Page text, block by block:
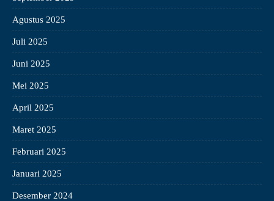
Agustus 2025
Juli 2025
Juni 2025
Mei 2025
April 2025
Maret 2025
Februari 2025
Januari 2025
Desember 2024